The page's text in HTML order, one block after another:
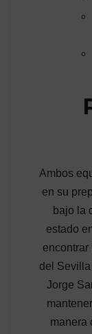
Ambos
en su
bajo la
estado
encontrar
del
Jorge
manera